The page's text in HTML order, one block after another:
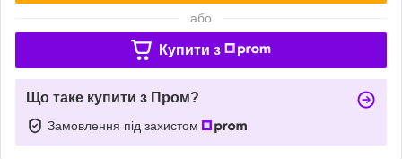
або
Купити з
Що таке купити з Пром?
Замовлення під захистом